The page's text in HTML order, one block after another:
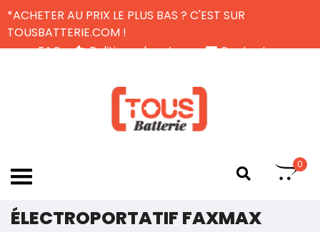
*ACHETER AU PRIX LE PLUS BAS ? C'EST SUR
TOUSBATTERIE.COM !
FAQ
Politique de retour
Contactez-nous
0
UNE BATTERIE OUTILLAGE
ÉLECTROPORTATIF FAXMAX